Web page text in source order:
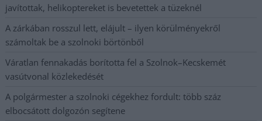
javítottak, helikoptereket is bevetettek a tüzeknél
A zárkában rosszul lett, elájult – ilyen körülményekről
számoltak be a szolnoki börtönből
Váratlan fennakadás borította fel a Szolnok–Kecskemét
vasútvonal közlekedését
A polgármester a szolnoki cégekhez fordult: több száz
elbocsátott dolgozón segítene